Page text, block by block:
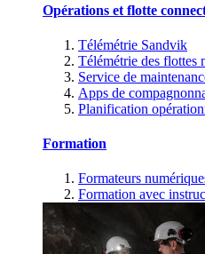
Opérations et flotte
Télémétrie Sandvik
Télémétrie des flottes
Service de
Apps de
Planification
Formation
Formateurs
Formation avec